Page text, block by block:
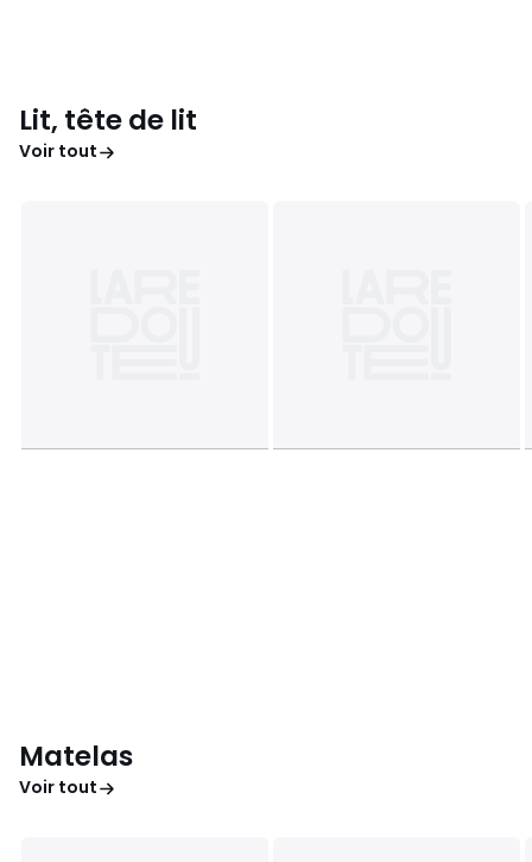
Lit, tête de lit
Voir tout
Matelas
Voir tout